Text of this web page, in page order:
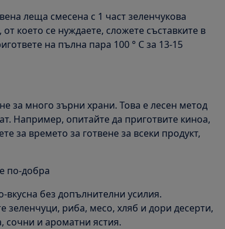
леща смесена с 1 част зеленчукова
което се нуждаете, сложете съставките в
на пълна пара 100 ° C за 13-15
за много зърни храни. Това е лесен метод
Например, опитайте да приготвите киноа,
за времето за готвене за всеки продукт,
по-добра
без допълнителни усилия.
зеленчуци, риба, месо, хляб и дори десерти,
сочни и ароматни ястия.